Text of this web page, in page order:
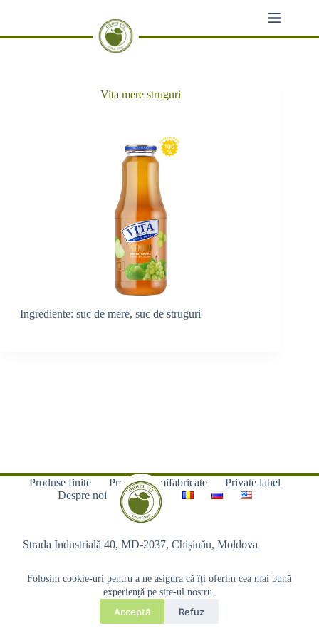
Folosim cookie-uri pentru a ne asigura că îți oferim cea mai bună
experiență pe site-ul nostru.
Acceptă Refuz
Vita mere struguri
Ingrediente: suc de mere, suc de struguri
Produse finite Produse semifabricate
Private label
Despre noi
Contacte
Strada Industrială 40, MD-2037, Chișinău, Moldova